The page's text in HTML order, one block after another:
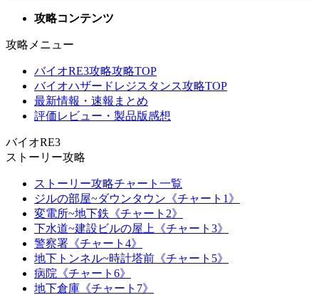
攻略コンテンツ
攻略メニュー
バイオRE3攻略攻略TOP
バイオハザードレジスタンス攻略TOP
最新情報・速報まとめ
評価レビュー・製品版感想
バイオRE3
ストーリー攻略
ストーリー攻略チャート一覧
ジルの部屋~ダウンタウン《チャート1》
変電所~地下鉄《チャート2》
下水道~建設ビルの屋上《チャート3》
警察署《チャート4》
地下トンネル~時計塔前《チャート5》
病院《チャート6》
地下倉庫《チャート7》